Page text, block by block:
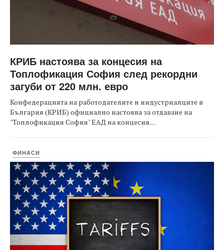
КРИБ настоява за концесия на
Топлофикация София след рекордни
загуби от 220 млн. евро
Конфедерацията на работодателите и индустриалците в
България (КРИБ) официално настоява за отдаване на
"Топлофикация София" ЕАД на концесия....
ФИНАСИ